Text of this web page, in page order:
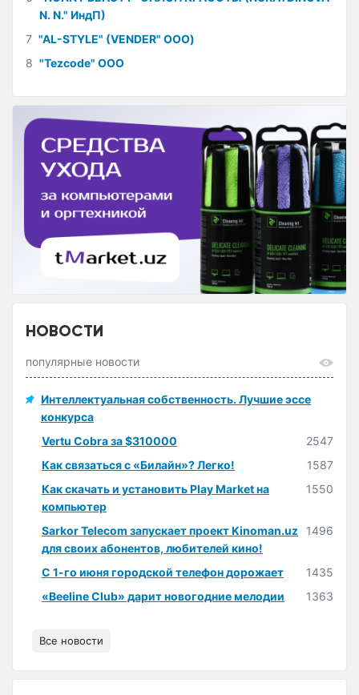
N. N." ИндП)
7 "AL-STYLE" (VENDER" ООО)
8 "Tezcode" ООО
НОВОСТИ
популярные новости
Интеллектуальная собственность. Лучшие эссе
конкурса
Vertu Cobra за $310000
2547
Как связаться с «Билайн»? Легко!
1587
Как скачать и установить Play Market на
компьютер
1550
Sarkor Telecom запускает проект Kinoman.uz
для своих абонентов, любителей кино!
1496
С 1-го июня городской телефон дорожает
1435
«Beeline Club» дарит новогодние мелодии
1363
Все новости